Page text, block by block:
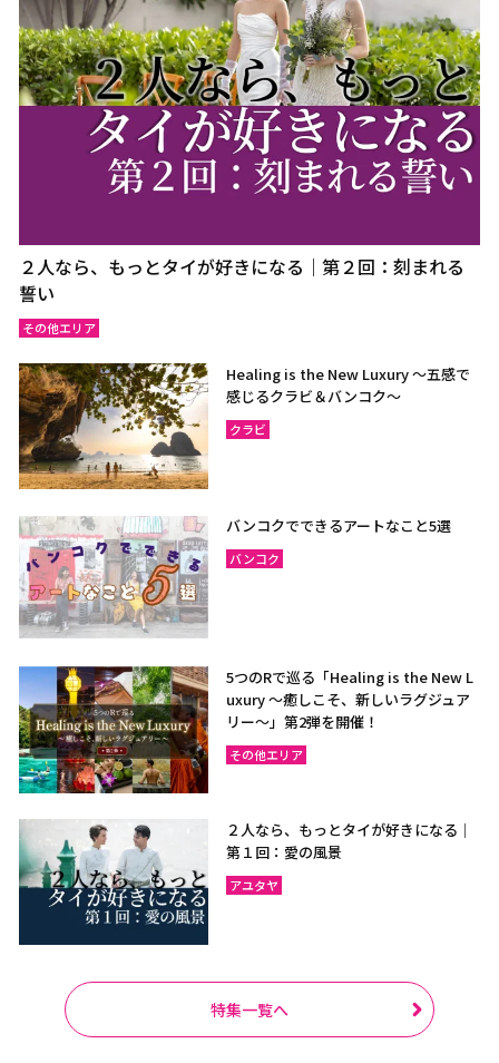
２人なら、もっとタイが好きになる｜第２回：刻まれる
誓い
その他エリア
Healing is the New Luxury ～五感で
感じるクラビ＆バンコク～
クラビ
バンコクでできるアートなこと5選
バンコク
5つのRで巡る「Healing is the New L
uxury ～癒しこそ、新しいラグジュア
リー〜」第2弾を開催！
その他エリア
２人なら、もっとタイが好きになる｜
第１回：愛の風景
アユタヤ
特集一覧へ